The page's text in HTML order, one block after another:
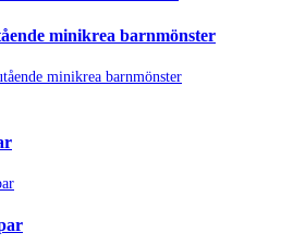
minikrea barnmönster